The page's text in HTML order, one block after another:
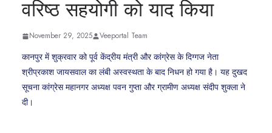
वरिष्ठ सहयोगी को याद किया
November 29, 2025 Veeportal Team
कानपुर में शुक्रवार को पूर्व केंद्रीय मंत्री और कांग्रेस के दिग्गज नेता
श्रीप्रकाश जायसवाल का लंबी अस्वस्थता के बाद निधन हो गया है। यह दुखद
सूचना कांग्रेस महानगर अध्यक्ष पवन गुप्ता और ग्रामीण अध्यक्ष संदीप शुक्ला ने
दी।